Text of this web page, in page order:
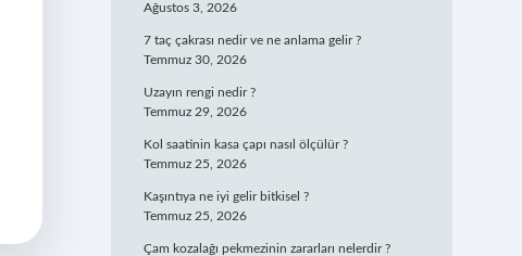
Ağustos 3, 2026
7 taç çakrası nedir ve ne anlama gelir ?
Temmuz 30, 2026
Uzayın rengi nedir ?
Temmuz 29, 2026
Kol saatinin kasa çapı nasıl ölçülür ?
Temmuz 25, 2026
Kaşıntıya ne iyi gelir bitkisel ?
Temmuz 25, 2026
Çam kozalağı pekmezinin zararları nelerdir ?